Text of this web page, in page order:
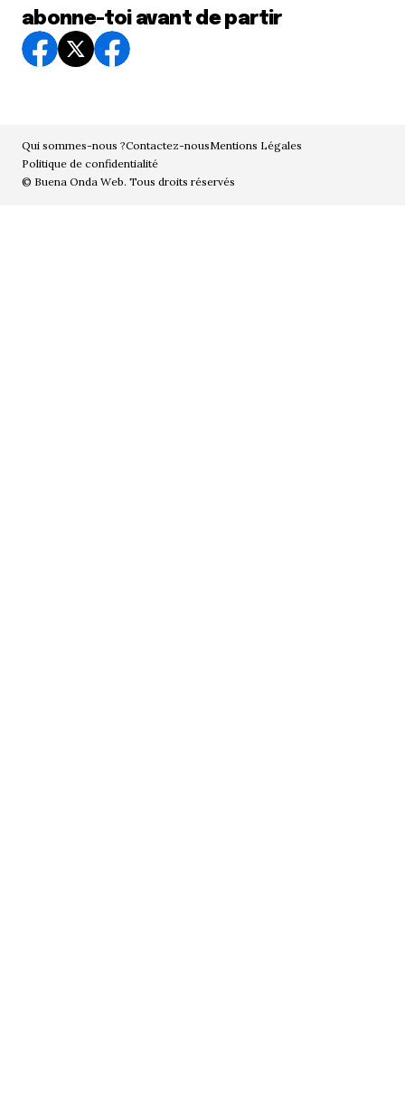
abonne-toi avant de partir
Qui sommes-nous ?Contactez-nousMentions Légales
Politique de confidentialité
© Buena Onda Web. Tous droits réservés